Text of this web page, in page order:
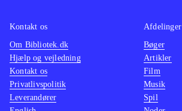
Kontakt os
Om Bibliotek.dk
Hjælp og vejledning
Kontakt os
Privatlivspolitik
Leverandører
Afdelinger
Bøger
Artikler
Film
Musik
Spil